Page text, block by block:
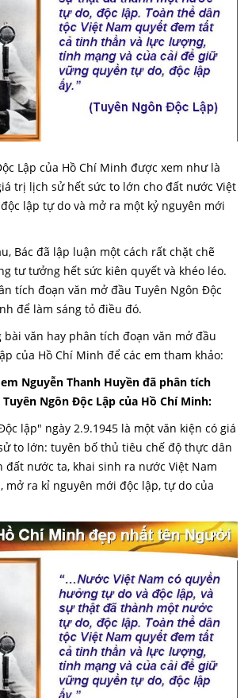
Lập của Hồ Chí Minh được xem như là
trị lịch sử hết sức to lớn cho đất nước Việt
lập tự do và mở ra một kỷ nguyên mới
Bác đã lập luận một cách rất chặt chẽ
tư tưởng hết sức kiên quyết và khéo léo.
tích đoạn văn mở đầu Tuyên Ngôn Độc
để làm sáng tỏ điều đó.
bài văn hay phân tích đoạn văn mở đầu
của Hồ Chí Minh để các em tham khảo:
Nguyễn Thanh Huyền đã phân tích
Ngôn Độc Lập của Hồ Chí Minh:
lập" ngày 2.9.1945 là một văn kiện có giá
to lớn: tuyên bố thủ tiêu chế độ thực dân
đất nước ta, khai sinh ra nước Việt Nam
mở ra kỉ nguyên mới độc lập, tự do của